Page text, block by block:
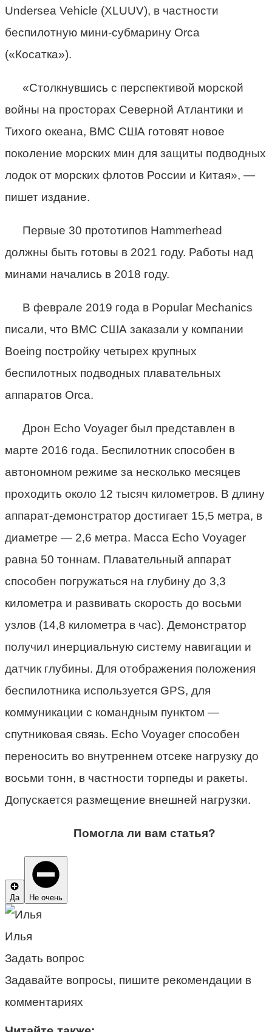
Undersea Vehicle (XLUUV), в частности
беспилотную мини-субмарину Orca
(«Косатка»).
«Столкнувшись с перспективой морской
войны на просторах Северной Атлантики и
Тихого океана, ВМС США готовят новое
поколение морских мин для защиты подводных
лодок от морских флотов России и Китая», —
пишет издание.
Первые 30 прототипов Hammerhead
должны быть готовы в 2021 году. Работы над
минами начались в 2018 году.
В феврале 2019 года в Popular Mechanics
писали, что ВМС США заказали у компании
Boeing постройку четырех крупных
беспилотных подводных плавательных
аппаратов Orca.
Дрон Echo Voyager был представлен в
марте 2016 года. Беспилотник способен в
автономном режиме за несколько месяцев
проходить около 12 тысяч километров. В длину
аппарат-демонстратор достигает 15,5 метра, в
диаметре — 2,6 метра. Масса Echo Voyager
равна 50 тоннам. Плавательный аппарат
способен погружаться на глубину до 3,3
километра и развивать скорость до восьми
узлов (14,8 километра в час). Демонстратор
получил инерциальную систему навигации и
датчик глубины. Для отображения положения
беспилотника используется GPS, для
коммуникации с командным пунктом —
спутниковая связь. Echo Voyager способен
переносить во внутреннем отсеке нагрузку до
восьми тонн, в частности торпеды и ракеты.
Допускается размещение внешней нагрузки.
Помогла ли вам статья?
Да Не очень
Илья
Задать вопрос
Задавайте вопросы, пишите рекомендации в
комментариях